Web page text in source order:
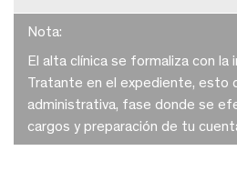
Nota:
El alta clínica se formaliza con la
Tratante en el expediente, esto
administrativa, fase donde se
cargos y preparación de tu